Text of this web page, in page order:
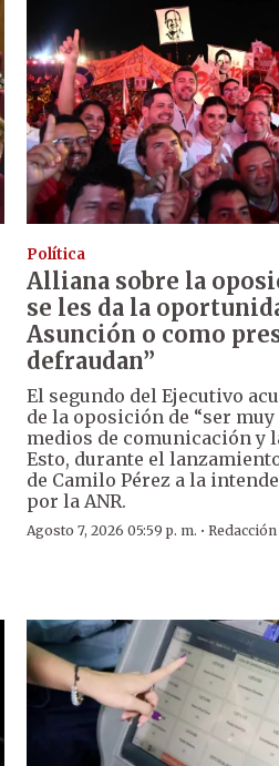
Política
Alliana sobre la
se les da la
Asunción o como
defraudan”
El segundo del Ejecutivo
de la oposición de “ser
medios de comunicación y
Esto, durante el
de Camilo Pérez a la
por la ANR.
Agosto 7, 2026 05:59 p. m. ·Redacción